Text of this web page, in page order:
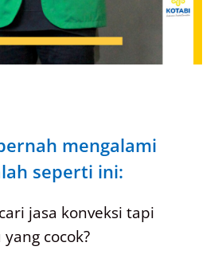
mengalami
seperti ini:
jasa konveksi tapi
cocok?